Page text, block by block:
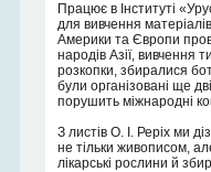
Працює в Інституті
для вивчення
Америки та Європи
народів Азії, вивчення
розкопки, збиралися
були організовані ще
порушить міжнародні
З листів О. І. Реріх ми
не тільки живописом,
лікарські рослини й